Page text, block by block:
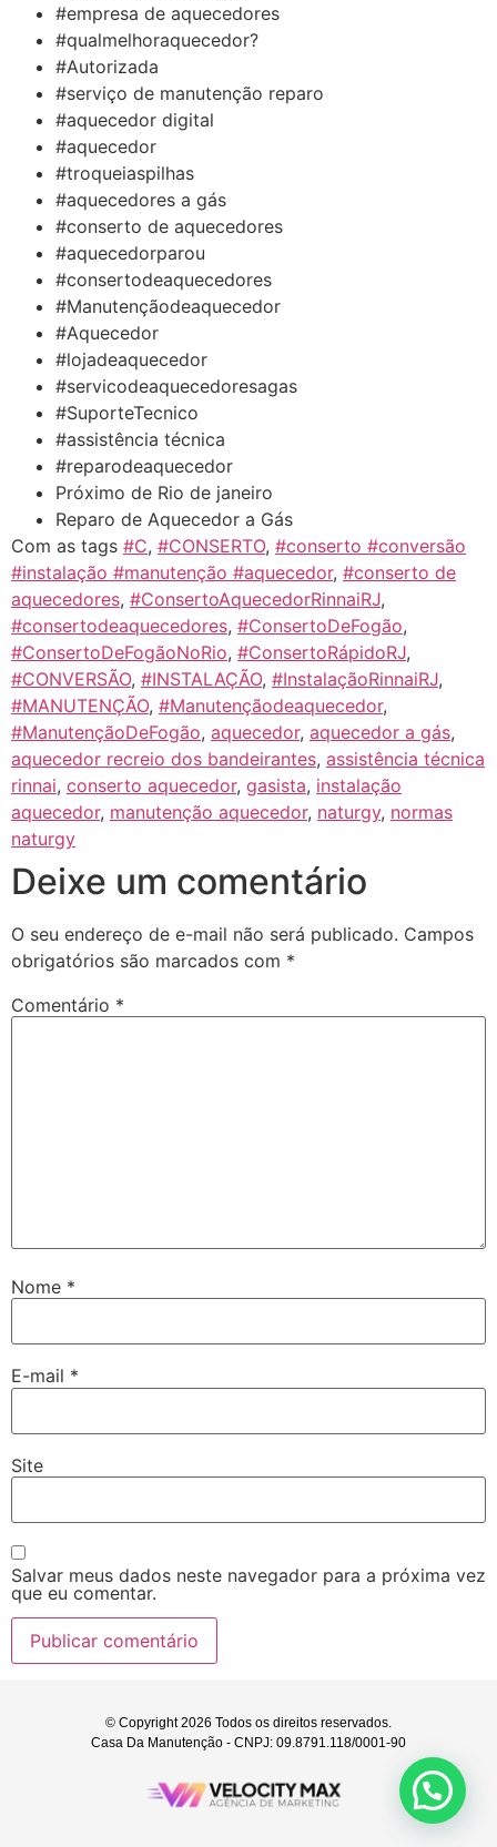
#empresa de aquecedores
#qualmelhoraquecedor?
#Autorizada
#serviço de manutenção reparo
#aquecedor digital
#aquecedor
#troqueiaspilhas
#aquecedores a gás
#conserto de aquecedores
#aquecedorparou
#consertodeaquecedores
#Manutençãodeaquecedor
#Aquecedor
#lojadeaquecedor
#servicodeaquecedoresagas
#SuporteTecnico
#assistência técnica
#reparodeaquecedor
Próximo de Rio de janeiro
Reparo de Aquecedor a Gás
Com as tags #C, #CONSERTO, #conserto #conversão
#instalação #manutenção #aquecedor, #conserto de
aquecedores, #ConsertoAquecedorRinnaiRJ,
#consertodeaquecedores, #ConsertoDeFogão,
#ConsertoDeFogãoNoRio, #ConsertoRápidoRJ,
#CONVERSÃO, #INSTALAÇÃO, #InstalaçãoRinnaiRJ,
#MANUTENÇÃO, #Manutençãodeaquecedor,
#ManutençãoDeFogão, aquecedor, aquecedor a gás,
aquecedor recreio dos bandeirantes, assistência técnica
rinnai, conserto aquecedor, gasista, instalação
aquecedor, manutenção aquecedor, naturgy, normas
naturgy
Deixe um comentário
O seu endereço de e-mail não será publicado. Campos
obrigatórios são marcados com *
Comentário *
Nome *
E-mail *
Site
Salvar meus dados neste navegador para a próxima vez
que eu comentar.
© Copyright 2026 Todos os direitos reservados.
Casa Da Manutenção - CNPJ: 09.8791.118/0001-90